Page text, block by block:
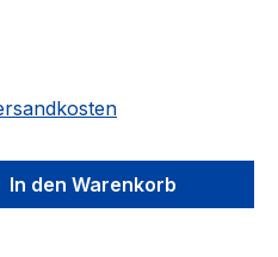
den
In den Warenkorb